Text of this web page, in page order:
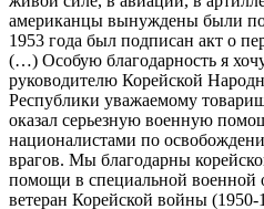
американцы вынуждены были
1953 года был подписан акт о
(…) Особую благодарность я
руководителю Корейской
Республики уважаемому
оказал серьезную военную
националистами по
врагов. Мы благодарны
помощи в специальной
ветеран Корейской войны